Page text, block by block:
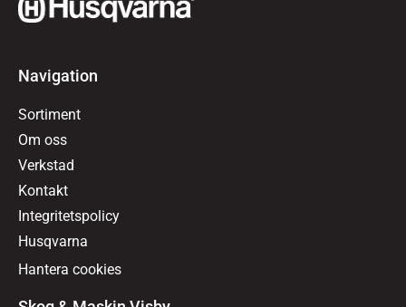
Navigation
Sortiment
Om oss
Verkstad
Kontakt
Integritetspolicy
Husqvarna
Hantera cookies